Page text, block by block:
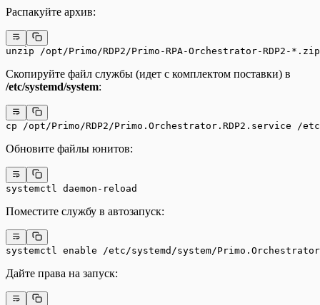
Распакуйте архив:
unzip /opt/Primo/RDP2/Primo-RPA-Orchestrator-RDP2-
Скопируйте файл службы (идет с комплектом поставки) в
/etc/systemd/system:
cp /opt/Primo/RDP2/Primo.Orchestrator.RDP2.service /
Обновите файлы юнитов:
systemctl daemon-reload
Поместите службу в автозапуск:
systemctl enable /etc/systemd/system/
Дайте права на запуск: